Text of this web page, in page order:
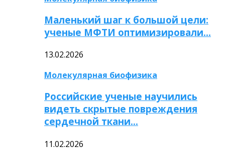
Маленький шаг к большой цели:
ученые МФТИ оптимизировали…
13.02.2026
Молекулярная биофизика
Российские ученые научились
видеть скрытые повреждения
сердечной ткани…
11.02.2026